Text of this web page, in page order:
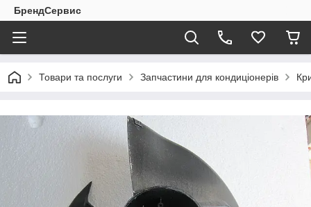
БрендСервис
Товари та послуги Запчастини для кондиціонерів